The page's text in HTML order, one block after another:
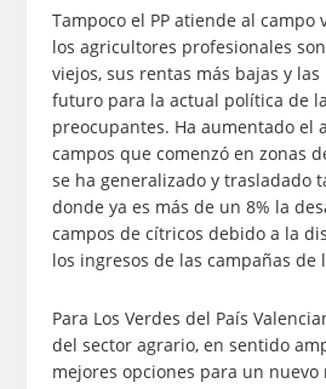
Tampoco el PP atiende al campo
los agricultores profesionales
viejos, sus rentas más bajas y
futuro para la actual política de
preocupantes. Ha aumentado el
campos que comenzó en zonas
se ha generalizado y trasladado
donde ya es más de un 8% la
campos de cítricos debido a la
los ingresos de las campañas de
Para Los Verdes del País
del sector agrario, en sentido
mejores opciones para un nuevo